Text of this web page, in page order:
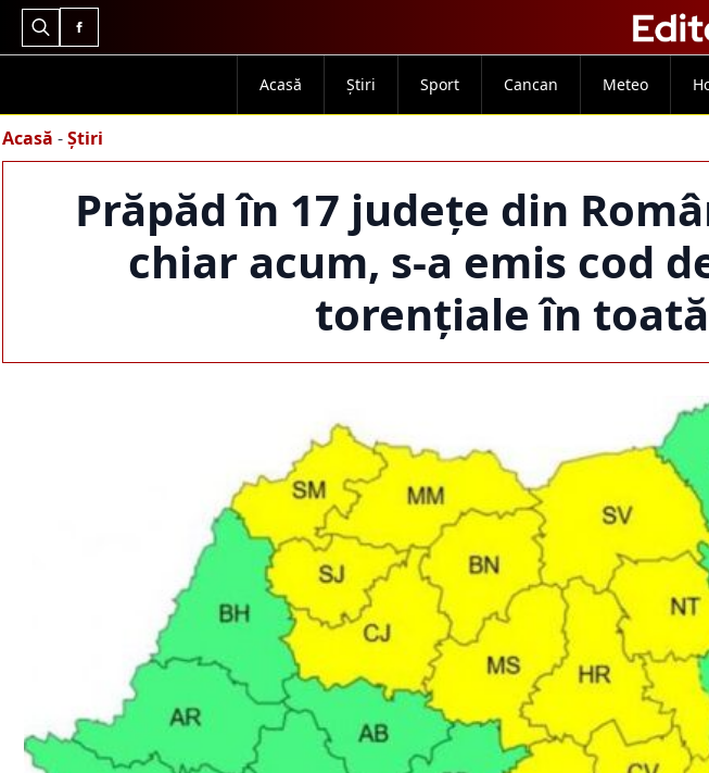
Search
Acasă Știri Sport Cancan Meteo
Acasă -Știri
Prăpăd în 17 județe din
chiar acum, s-a emis cod
torențiale în